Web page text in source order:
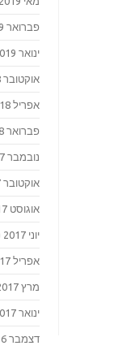
פברואר 2019
ינואר 2019
אוקטובר 2018
אפריל 2018
פברואר 2018
נובמבר 2017
אוקטובר 2017
אוגוסט 2017
יוני 2017
אפריל 2017
מרץ 2017
ינואר 2017
דצמבר 2016